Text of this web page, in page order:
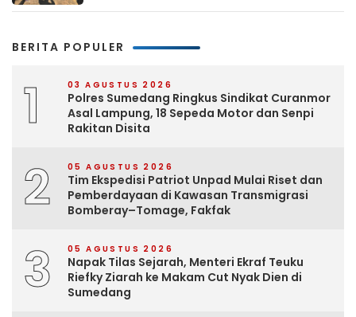
BERITA POPULER
1 03 AGUSTUS 2026
Polres Sumedang Ringkus Sindikat Curanmor
Asal Lampung, 18 Sepeda Motor dan Senpi
Rakitan Disita
2 05 AGUSTUS 2026
Tim Ekspedisi Patriot Unpad Mulai Riset dan
Pemberdayaan di Kawasan Transmigrasi
Bomberay–Tomage, Fakfak
3 05 AGUSTUS 2026
Napak Tilas Sejarah, Menteri Ekraf Teuku
Riefky Ziarah ke Makam Cut Nyak Dien di
Sumedang